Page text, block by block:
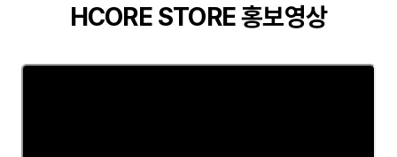
HCORE STORE 홍보영상